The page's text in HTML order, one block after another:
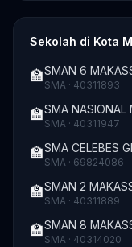
Sekolah di Kota
🏫SMAN 6
SMA · 40311893
🏫SMA NASIONAL
SMA · 40311947
🏫SMA CELEBES
SMA · 69824086
🏫SMAN 2
SMA · 40311889
🏫SMAN 8
SMA · 40314020